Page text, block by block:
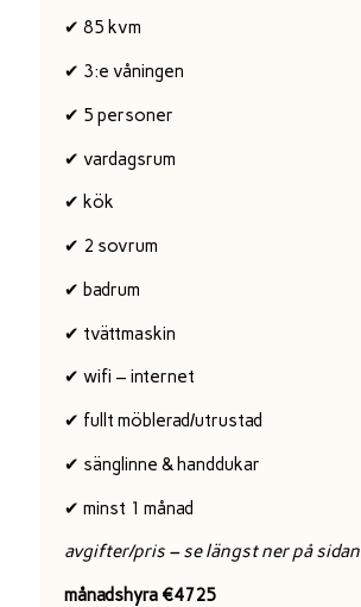
✔ 85 kvm
✔ 3:e våningen
✔ 5 personer
✔ vardagsrum
✔ kök
✔ 2 sovrum
✔ badrum
✔ tvättmaskin
✔ wifi – internet
✔ fullt möblerad/utrustad
✔ sänglinne & handdukar
✔ minst 1 månad
avgifter/pris – se längst ner på sidan
månadshyra €4725